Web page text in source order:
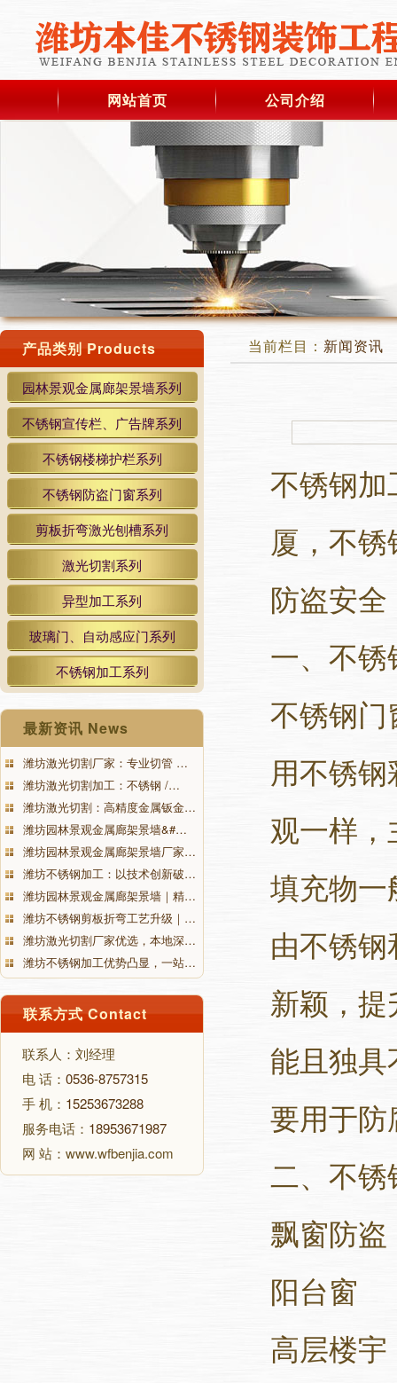
网站首页 公司介绍
产品类别 Products
园林景观金属廊架景墙系列
不锈钢宣传栏、广告牌系列
不锈钢楼梯护栏系列
不锈钢防盗门窗系列
剪板折弯激光刨槽系列
激光切割系列
异型加工系列
玻璃门、自动感应门系列
不锈钢加工系列
最新资讯 News
潍坊激光切割厂家：专业切管 …
潍坊激光切割加工：不锈钢 /…
潍坊激光切割：高精度金属钣金…
潍坊园林景观金属廊架景墙&#…
潍坊园林景观金属廊架景墙厂家…
潍坊不锈钢加工：以技术创新破…
潍坊园林景观金属廊架景墙｜精…
潍坊不锈钢剪板折弯工艺升级｜…
潍坊激光切割厂家优选，本地深…
潍坊不锈钢加工优势凸显，一站…
联系方式 Contact
联系人：刘经理
电 话： 0536-8757315
手 机： 15253673288
服务电话： 18953671987
网 站：www.wfbenjia.com
当前栏目： 新闻资讯
不锈钢
厦，不
防盗安
一、不
不锈钢
用不锈
观一样
填充物
由不锈
新颖，
能且独
要用于
二、不
飘窗防盗
阳台窗
高层楼宇